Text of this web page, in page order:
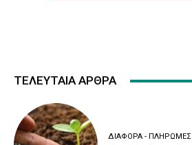
ΤΕΛΕΥΤΑΙΑ ΑΡΘΡΑ
ΔΙΆΦΟΡΑ - ΠΛΗΡΩΜΈΣ